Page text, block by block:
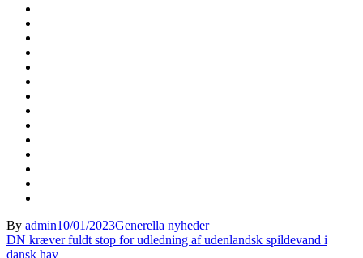
By admin10/01/2023Generella nyheder
Indlægsnavigation
DN kræver fuldt stop for udledning af udenlandsk spildevand i
dansk hav